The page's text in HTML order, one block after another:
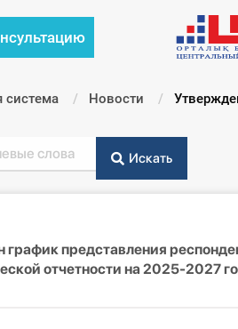
Новости Текущий:
Искать
график представления
отчетности на 2025-2027